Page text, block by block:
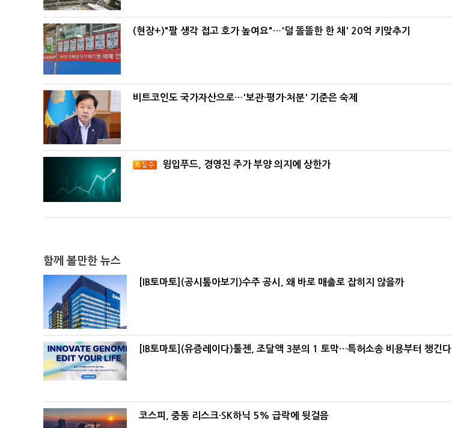
(현장+)"팔 생각 접고 호가 높여요"…'덜 똘똘한 한 채' 20억 키맞추기
비트코인도 국가자산으로…'보관·평가·처분' 기준은 숙제
윙입푸드, 경영진 주가 부양 의지에 상한가
함께 볼만한 뉴스
[IB토마토](공시톺아보기)수주 공시, 왜 바로 매출로 잡히지 않을까
[IB토마토](유증레이다)툴젠, 조달액 3분의 1 토막…특허소송 비용부터 챙긴다
코스피, 중동 리스크·SK하닉 5% 급락에 뒷걸음